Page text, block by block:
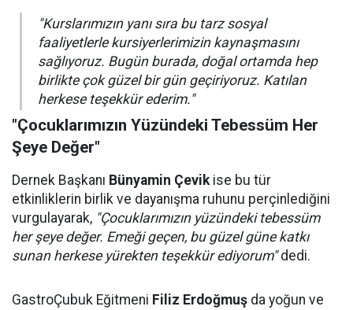
"Kurslarımızın yanı sıra bu tarz sosyal
faaliyetlerle kursiyerlerimizin kaynaşmasını
sağlıyoruz. Bugün burada, doğal ortamda hep
birlikte çok güzel bir gün geçiriyoruz. Katılan
herkese teşekkür ederim."
"Çocuklarımızın Yüzündeki Tebessüm Her
Şeye Değer"
Dernek Başkanı Bünyamin Çevikise bu tür
etkinliklerin birlik ve dayanışma ruhunu perçinlediğini
vurgulayarak, "Çocuklarımızın yüzündeki tebessüm
her şeye değer. Emeği geçen, bu güzel güne katkı
sunan herkese yürekten teşekkür ediyorum"dedi.
GastroÇubuk Eğitmeni Filiz Erdoğmuş da yoğun ve